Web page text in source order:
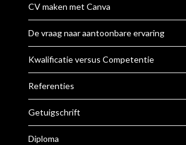
CV maken met Canva
De vraag naar aantoonbare ervaring
Kwalificatie versus Competentie
Referenties
Getuigschrift
Diploma